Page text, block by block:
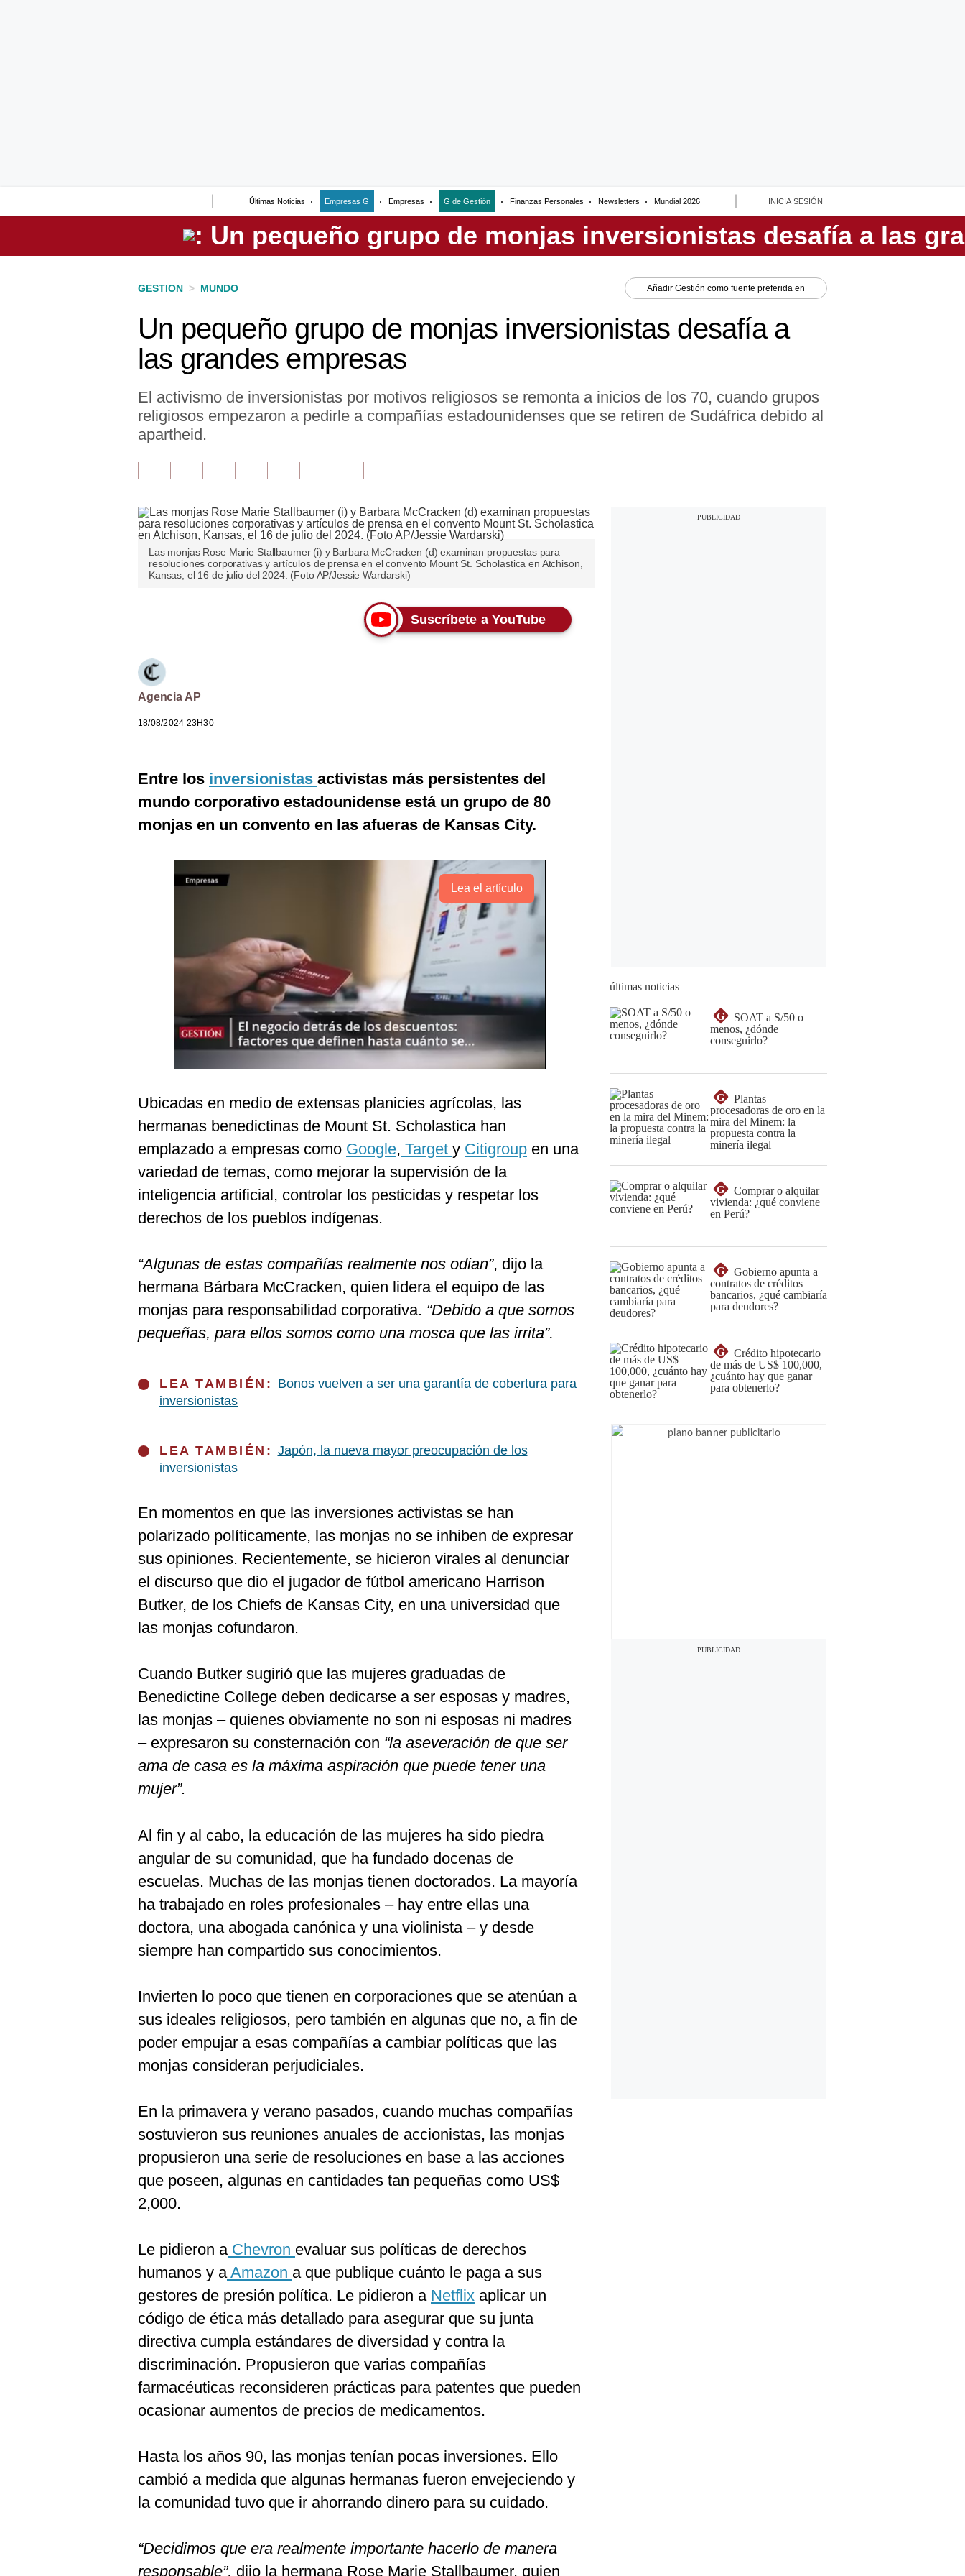
Últimas Noticias Empresas G Empresas G de Gestión Finanzas Personales Newsletters Mundial 2026 INICIA SESIÓN
Perú
GESTION > MUNDO Añadir Gestión como fuente preferida en
Un pequeño grupo de monjas inversionistas desafía a
las grandes empresas
El activismo de inversionistas por motivos religiosos se remonta a inicios de los 70, cuando grupos
religiosos empezaron a pedirle a compañías estadounidenses que se retiren de Sudáfrica debido al
apartheid.
Las monjas Rose Marie Stallbaumer (i) y Barbara McCracken (d) examinan propuestas para
resoluciones corporativas y artículos de prensa en el convento Mount St. Scholastica en Atchison,
Kansas, el 16 de julio del 2024. (Foto AP/Jessie Wardarski)
Suscríbete a YouTube
Agencia AP
18/08/2024 23H30
Entre los inversionistas activistas más persistentes del
mundo corporativo estadounidense está un grupo de 80
monjas en un convento en las afueras de Kansas City.
Lea el artículo
Ubicadas en medio de extensas planicies agrícolas, las
hermanas benedictinas de Mount St. Scholastica han
emplazado a empresas como Google, Target y Citigroup en una
variedad de temas, como mejorar la supervisión de la
inteligencia artificial, controlar los pesticidas y respetar los
derechos de los pueblos indígenas.
“Algunas de estas compañías realmente nos odian”, dijo la
hermana Bárbara McCracken, quien lidera el equipo de las
monjas para responsabilidad corporativa. “Debido a que somos
pequeñas, para ellos somos como una mosca que las irrita”.
LEA TAMBIÉN: Bonos vuelven a ser una garantía de cobertura para
inversionistas
LEA TAMBIÉN: Japón, la nueva mayor preocupación de los
inversionistas
En momentos en que las inversiones activistas se han
polarizado políticamente, las monjas no se inhiben de expresar
sus opiniones. Recientemente, se hicieron virales al denunciar
el discurso que dio el jugador de fútbol americano Harrison
Butker, de los Chiefs de Kansas City, en una universidad que
las monjas cofundaron.
Cuando Butker sugirió que las mujeres graduadas de
Benedictine College deben dedicarse a ser esposas y madres,
las monjas – quienes obviamente no son ni esposas ni madres
– expresaron su consternación con “la aseveración de que ser
ama de casa es la máxima aspiración que puede tener una
mujer”.
Al fin y al cabo, la educación de las mujeres ha sido piedra
angular de su comunidad, que ha fundado docenas de
escuelas. Muchas de las monjas tienen doctorados. La mayoría
ha trabajado en roles profesionales – hay entre ellas una
doctora, una abogada canónica y una violinista – y desde
siempre han compartido sus conocimientos.
Invierten lo poco que tienen en corporaciones que se atenúan a
sus ideales religiosos, pero también en algunas que no, a fin de
poder empujar a esas compañías a cambiar políticas que las
monjas consideran perjudiciales.
En la primavera y verano pasados, cuando muchas compañías
sostuvieron sus reuniones anuales de accionistas, las monjas
propusieron una serie de resoluciones en base a las acciones
que poseen, algunas en cantidades tan pequeñas como US$
2,000.
Le pidieron aChevron evaluar sus políticas de derechos
humanos y aAmazon a que publique cuánto le paga a sus
gestores de presión política. Le pidieron a Netflix aplicar un
código de ética más detallado para asegurar que su junta
directiva cumpla estándares de diversidad y contra la
discriminación. Propusieron que varias compañías
farmacéuticas reconsideren prácticas para patentes que pueden
ocasionar aumentos de precios de medicamentos.
Hasta los años 90, las monjas tenían pocas inversiones. Ello
cambió a medida que algunas hermanas fueron envejeciendo y
la comunidad tuvo que ir ahorrando dinero para su cuidado.
“Decidimos que era realmente importante hacerlo de manera
responsable”, dijo la hermana Rose Marie Stallbaumer, quien
últimas noticias
G
SOAT a S/50 o
menos, ¿dónde
conseguirlo?
G
Plantas
procesadoras de oro en la
mira del Minem: la
propuesta contra la
minería ilegal
G
Comprar o alquilar
vivienda: ¿qué conviene
en Perú?
G
Gobierno apunta a
contratos de créditos
bancarios, ¿qué cambiaría
para deudores?
G
Crédito hipotecario
de más de US$ 100,000,
¿cuánto hay que ganar
para obtenerlo?